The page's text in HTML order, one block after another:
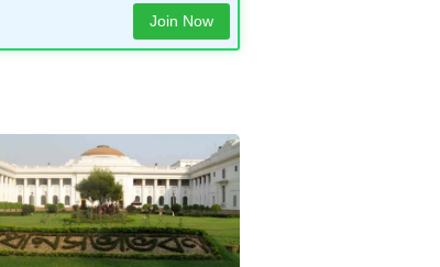
Join Now